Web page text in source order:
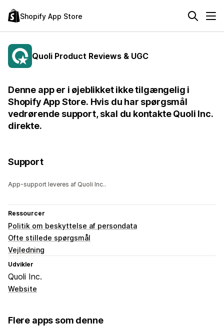
Shopify App Store
Quoli Product Reviews & UGC
Denne app er i øjeblikket ikke tilgængelig i
Shopify App Store. Hvis du har spørgsmål
vedrørende support, skal du kontakte Quoli Inc.
direkte.
Support
App-support leveres af Quoli Inc..
Ressourcer
Politik om beskyttelse af persondata
Ofte stillede spørgsmål
Vejledning
Udvikler
Quoli Inc.
Website
Flere apps som denne